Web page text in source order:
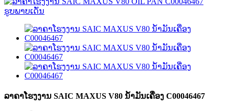
ລາຄາໂຮງງານ SAIC MAXUS V80 ນ້ຳມັນເຄື່ອງ C00046467